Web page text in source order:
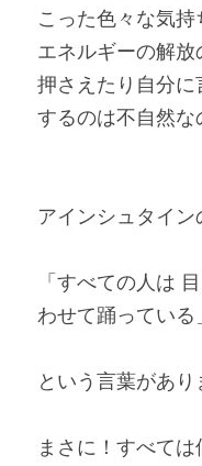
こった色々な気
エネルギーの解
押さえたり自分
するのは不自然
アインシュタイ
「すべての人は
わせて踊っている
という言葉があり
まさに！すべて